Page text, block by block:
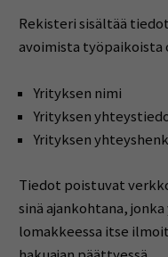
Rekisteri sisältää
avoimista työpaikoista
Yrityksen nimi
Yrityksen
Yrityksen
Tiedot poistuvat
sinä ajankohtana,
lomakkeessa itse